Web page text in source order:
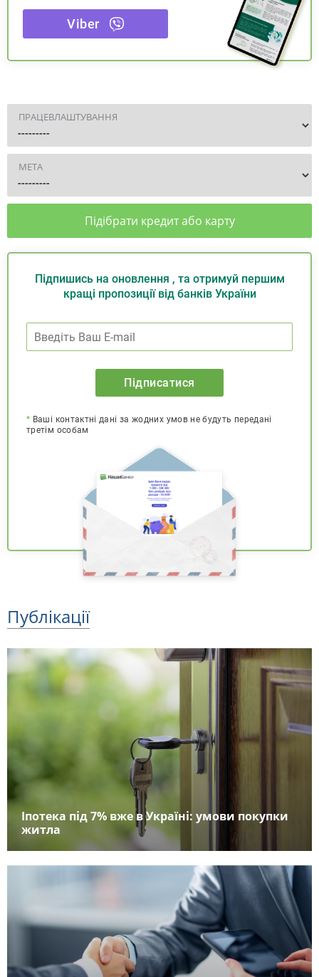
Viber
ПРАЦЕВЛАШТУВАННЯ
МЕТА
Підібрати кредит або карту
Підпишись на оновлення , та отримуй першим
кращі пропозиції від банків України
Підписатися
* Ваші контактні дані за жодних умов не будуть передані
третім особам
Публікації
Іпотека під 7% вже в Україні: умови покупки
житла